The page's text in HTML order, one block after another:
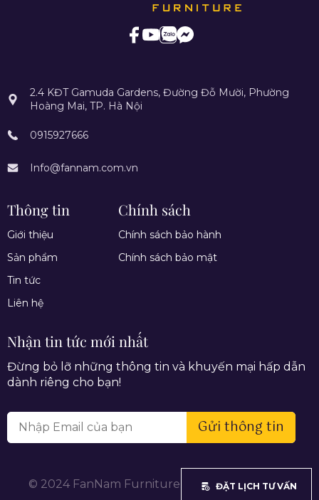
2.4 KĐT Gamuda Gardens, Đường Đỗ Mười, Phường
Hoàng Mai, TP. Hà Nội
0915927666
Info@fannam.com.vn
Thông tin
Giới thiệu
Sản phẩm
Tin tức
Liên hệ
Chính sách
Chính sách bảo hành
Chính sách bảo mật
Nhận tin tức mới nhất
Đừng bỏ lỡ những thông tin và khuyến mại hấp dẫn
dành riêng cho bạn!
Gửi thông tin
© 2024 FanNam Furniture. All rights reserved.
ĐẶT LỊCH TƯ VẤN